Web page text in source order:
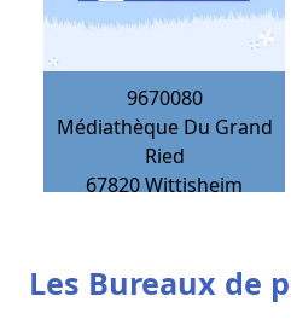
9670080
Médiathèque Du Grand
Ried
67820Wittisheim
Les Bureaux de